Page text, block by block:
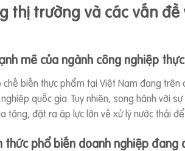
thị trường và các vấn
mẽ của ngành công nghiệp
chế biến thực phẩm tại Việt Nam đang
quốc gia. Tuy nhiên, song hành với
tăng, đặt ra áp lực lớn về xử lý nước thải
thức phổ biến doanh nghiệp đang